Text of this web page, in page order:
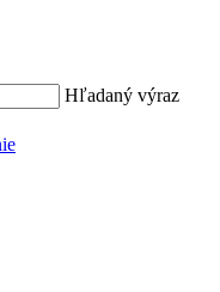
Hľadaný výraz